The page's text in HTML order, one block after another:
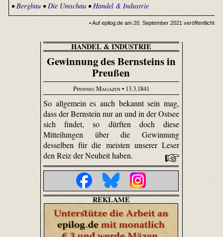
• Bergbau• Die Umschau• Handel & Industrie
• Auf epilog.de am 20. September 2021 veröffentlicht
HANDEL & INDUSTRIE
Gewinnung des Bernsteins in
Preußen
Pfennig Magazin• 13.3.1841
So allgemein es auch bekannt sein mag,
dass der Bernstein nur an und in der Ostsee
sich findet, so dürften doch diese
Mitteilungen über die Gewinnung
desselben für die meisten unserer Leser
den Reiz der Neuheit haben.
REKLAME